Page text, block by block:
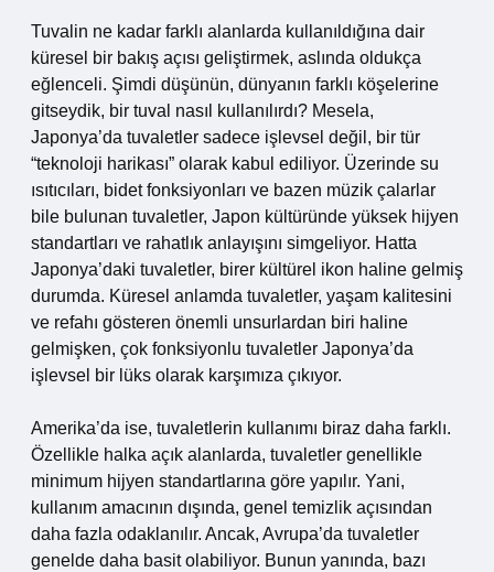
Tuvalin ne kadar farklı alanlarda kullanıldığına dair
küresel bir bakış açısı geliştirmek, aslında oldukça
eğlenceli. Şimdi düşünün, dünyanın farklı köşelerine
gitseydik, bir tuval nasıl kullanılırdı? Mesela,
Japonya’da tuvaletler sadece işlevsel değil, bir tür
“teknoloji harikası” olarak kabul ediliyor. Üzerinde su
ısıtıcıları, bidet fonksiyonları ve bazen müzik çalarlar
bile bulunan tuvaletler, Japon kültüründe yüksek hijyen
standartları ve rahatlık anlayışını simgeliyor. Hatta
Japonya’daki tuvaletler, birer kültürel ikon haline gelmiş
durumda. Küresel anlamda tuvaletler, yaşam kalitesini
ve refahı gösteren önemli unsurlardan biri haline
gelmişken, çok fonksiyonlu tuvaletler Japonya’da
işlevsel bir lüks olarak karşımıza çıkıyor.
Amerika’da ise, tuvaletlerin kullanımı biraz daha farklı.
Özellikle halka açık alanlarda, tuvaletler genellikle
minimum hijyen standartlarına göre yapılır. Yani,
kullanım amacının dışında, genel temizlik açısından
daha fazla odaklanılır. Ancak, Avrupa’da tuvaletler
genelde daha basit olabiliyor. Bunun yanında, bazı